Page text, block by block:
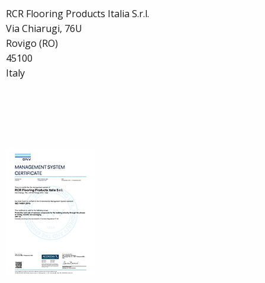
RCR Flooring Products Italia S.r.l.
Via Chiarugi, 76U
Rovigo (RO)
45100
Italy